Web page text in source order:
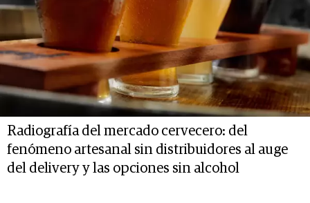
Radiografía del mercado cervecero: del
fenómeno artesanal sin distribuidores al auge
del delivery y las opciones sin alcohol